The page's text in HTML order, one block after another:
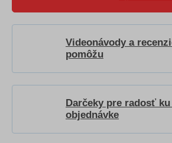
Videonávody a
pomôžu
Darčeky pre radosť ku
objednávke